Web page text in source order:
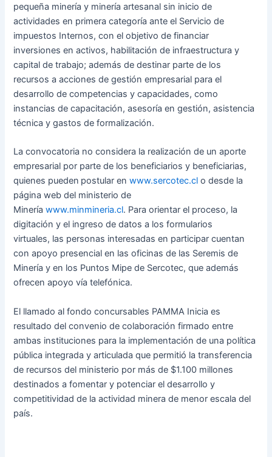
pequeña minería y minería artesanal sin inicio de
actividades en primera categoría ante el Servicio de
impuestos Internos, con el objetivo de financiar
inversiones en activos, habilitación de infraestructura y
capital de trabajo; además de destinar parte de los
recursos a acciones de gestión empresarial para el
desarrollo de competencias y capacidades, como
instancias de capacitación, asesoría en gestión, asistencia
técnica y gastos de formalización.
La convocatoria no considera la realización de un aporte
empresarial por parte de los beneficiarios y beneficiarias,
quienes pueden postular enwww.sercotec.cl o desde la
página web del ministerio de
Mineríawww.minmineria.cl. Para orientar el proceso, la
digitación y el ingreso de datos a los formularios
virtuales, las personas interesadas en participar cuentan
con apoyo presencial en las oficinas de las Seremis de
Minería y en los Puntos Mipe de Sercotec, que además
ofrecen apoyo vía telefónica.
El llamado al fondo concursables PAMMA Inicia es
resultado del convenio de colaboración firmado entre
ambas instituciones para la implementación de una política
pública integrada y articulada que permitió la transferencia
de recursos del ministerio por más de $1.100 millones
destinados a fomentar y potenciar el desarrollo y
competitividad de la actividad minera de menor escala del
país.